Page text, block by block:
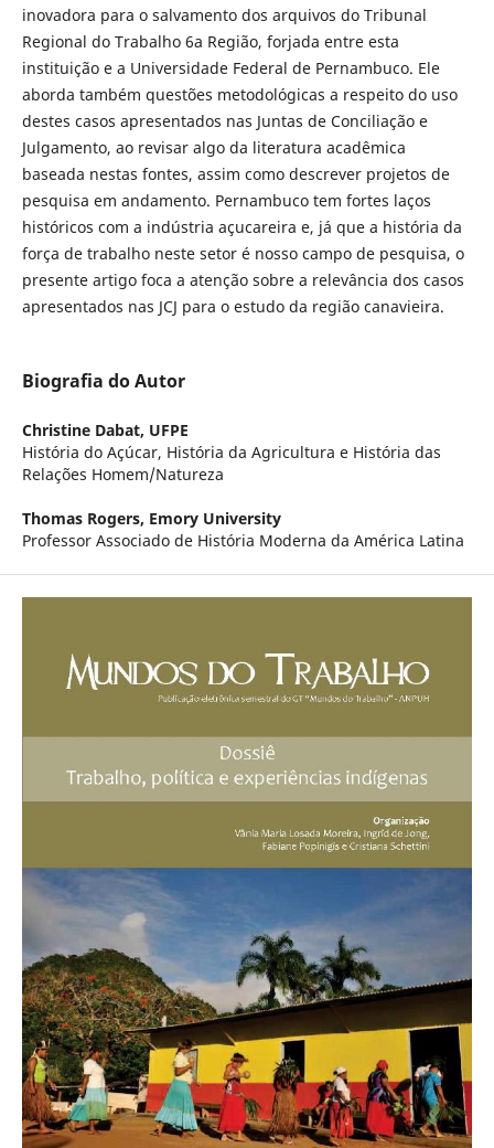
inovadora para o salvamento dos arquivos do Tribunal
Regional do Trabalho 6a Região, forjada entre esta
instituição e a Universidade Federal de Pernambuco. Ele
aborda também questões metodológicas a respeito do uso
destes casos apresentados nas Juntas de Conciliação e
Julgamento, ao revisar algo da literatura acadêmica
baseada nestas fontes, assim como descrever projetos de
pesquisa em andamento. Pernambuco tem fortes laços
históricos com a indústria açucareira e, já que a história da
força de trabalho neste setor é nosso campo de pesquisa, o
presente artigo foca a atenção sobre a relevância dos casos
apresentados nas JCJ para o estudo da região canavieira.
Biografia do Autor
Christine Dabat, UFPE
História do Açúcar, História da Agricultura e História das
Relações Homem/Natureza
Thomas Rogers, Emory University
Professor Associado de História Moderna da América Latina